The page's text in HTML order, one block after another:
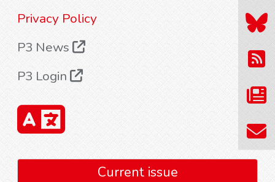
Privacy Policy
P3 News
P3 Login
Current issue